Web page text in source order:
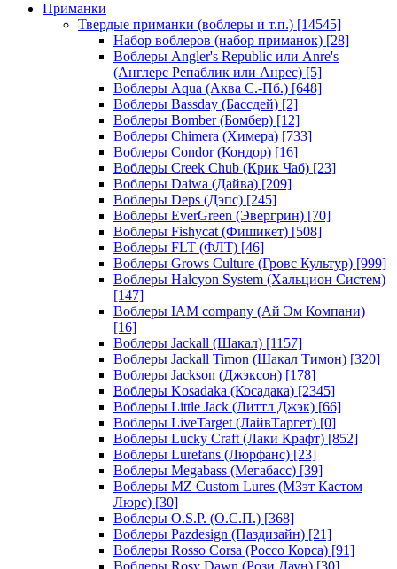
Приманки
Твердые приманки (воблеры и т.п.) [14545]
Набор воблеров (набор приманок) [28]
Воблеры Angler's Republic или Anre's
(Англерс Репаблик или Анрес) [5]
Воблеры Aqua (Аква С.-Пб.) [648]
Воблеры Bassday (Бассдей) [2]
Воблеры Bomber (Бомбер) [12]
Воблеры Chimera (Химера) [733]
Воблеры Condor (Кондор) [16]
Воблеры Creek Chub (Крик Чаб) [23]
Воблеры Daiwa (Дайва) [209]
Воблеры Deps (Дэпс) [245]
Воблеры EverGreen (Эвергрин) [70]
Воблеры Fishycat (Фишикет) [508]
Воблеры FLT (ФЛТ) [46]
Воблеры Grows Culture (Гровс Культур) [999]
Воблеры Halcyon System (Хальцион Систем)
[147]
Воблеры IAM company (Ай Эм Компани)
[16]
Воблеры Jackall (Шакал) [1157]
Воблеры Jackall Timon (Шакал Тимон) [320]
Воблеры Jackson (Джэксон) [178]
Воблеры Kosadaka (Косадака) [2345]
Воблеры Little Jack (Литтл Джэк) [66]
Воблеры LiveTarget (ЛайвТаргет) [0]
Воблеры Lucky Craft (Лаки Крафт) [852]
Воблеры Lurefans (Люрфанс) [23]
Воблеры Megabass (Мегабасс) [39]
Воблеры MZ Custom Lures (МЗэт Кастом
Люрс) [30]
Воблеры O.S.P. (О.С.П.) [368]
Воблеры Pazdesign (Паздизайн) [21]
Воблеры Rosso Corsa (Россо Корса) [91]